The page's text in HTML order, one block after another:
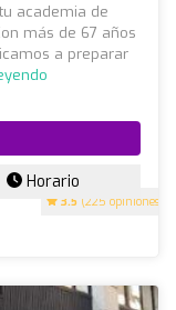
3.5 (225 opiniones)
academia de
más de 67 años
a preparar
Horario